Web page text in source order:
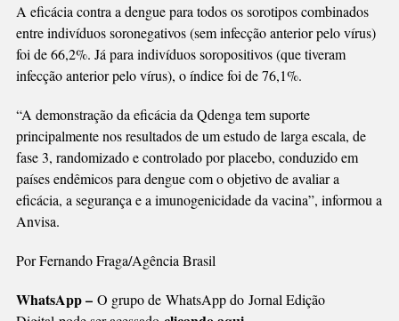
A eficácia contra a dengue para todos os sorotipos combinados
entre indivíduos soronegativos (sem infecção anterior pelo vírus)
foi de 66,2%. Já para indivíduos soropositivos (que tiveram
infecção anterior pelo vírus), o índice foi de 76,1%.
“A demonstração da eficácia da Qdenga tem suporte
principalmente nos resultados de um estudo de larga escala, de
fase 3, randomizado e controlado por placebo, conduzido em
países endêmicos para dengue com o objetivo de avaliar a
eficácia, a segurança e a imunogenicidade da vacina”, informou a
Anvisa.
Por Fernando Fraga/Agência Brasil
WhatsApp – O grupo de WhatsApp do Jornal Edição